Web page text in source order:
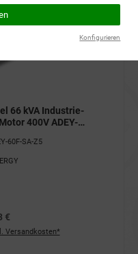
400V ADEY-
60F-SA-Z5
€
Versandkosten*
Konfigurieren